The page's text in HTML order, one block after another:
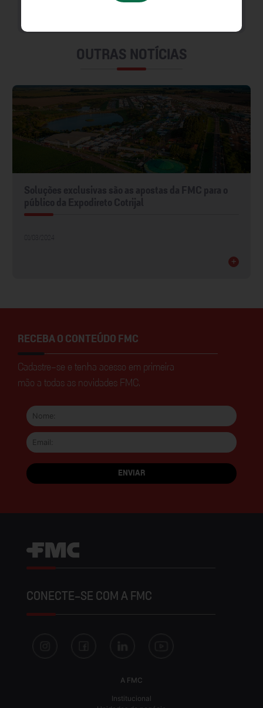
OUTRAS NOTÍCIAS
+
RECEBA O CONTEÚDO FMC
Cadastre-se e tenha acesso em primeira
mão a todas as novidades FMC.
CONECTE-SE COM A FMC
A FMC
Institucional